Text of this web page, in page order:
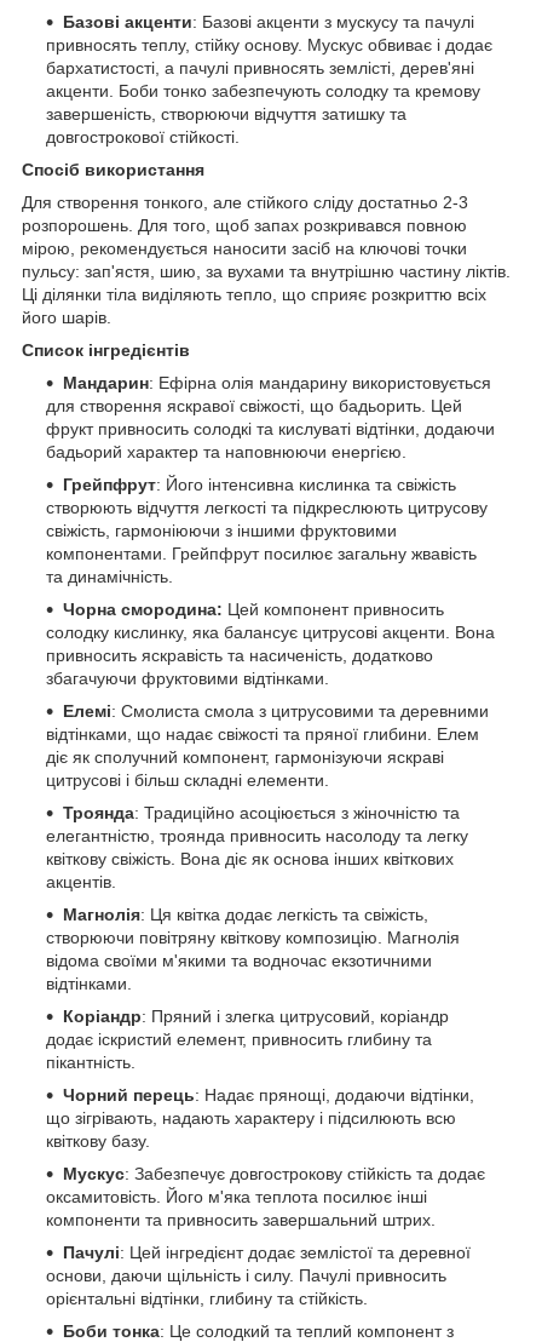
Базові акценти: Базові акценти з мускусу та пачулі
привносять теплу, стійку основу. Мускус обвиває і додає
бархатистості, а пачулі привносять землісті, дерев'яні
акценти. Боби тонко забезпечують солодку та кремову
завершеність, створюючи відчуття затишку та
довгострокової стійкості.
Спосіб використання
Для створення тонкого, але стійкого сліду достатньо 2-3
розпорошень. Для того, щоб запах розкривався повною
мірою, рекомендується наносити засіб на ключові точки
пульсу: зап'ястя, шию, за вухами та внутрішню частину ліктів.
Ці ділянки тіла виділяють тепло, що сприяє розкриттю всіх
його шарів.
Список інгредієнтів
Мандарин: Ефірна олія мандарину використовується
для створення яскравої свіжості, що бадьорить. Цей
фрукт привносить солодкі та кислуваті відтінки, додаючи
бадьорий характер та наповнюючи енергією.
Грейпфрут: Його інтенсивна кислинка та свіжість
створюють відчуття легкості та підкреслюють цитрусову
свіжість, гармоніюючи з іншими фруктовими
компонентами. Грейпфрут посилює загальну жвавість
та динамічність.
Чорна смородина: Цей компонент привносить
солодку кислинку, яка балансує цитрусові акценти. Вона
привносить яскравість та насиченість, додатково
збагачуючи фруктовими відтінками.
Елемі: Смолиста смола з цитрусовими та деревними
відтінками, що надає свіжості та пряної глибини. Елем
діє як сполучний компонент, гармонізуючи яскраві
цитрусові і більш складні елементи.
Троянда: Традиційно асоціюється з жіночністю та
елегантністю, троянда привносить насолоду та легку
квіткову свіжість. Вона діє як основа інших квіткових
акцентів.
Магнолія: Ця квітка додає легкість та свіжість,
створюючи повітряну квіткову композицію. Магнолія
відома своїми м'якими та водночас екзотичними
відтінками.
Коріандр: Пряний і злегка цитрусовий, коріандр
додає іскристий елемент, привносить глибину та
пікантність.
Чорний перець: Надає прянощі, додаючи відтінки,
що зігрівають, надають характеру і підсилюють всю
квіткову базу.
Мускус: Забезпечує довгострокову стійкість та додає
оксамитовість. Його м'яка теплота посилює інші
компоненти та привносить завершальний штрих.
Пачулі: Цей інгредієнт додає землістої та деревної
основи, даючи щільність і силу. Пачулі привносить
орієнтальні відтінки, глибину та стійкість.
Боби тонка: Це солодкий та теплий компонент з